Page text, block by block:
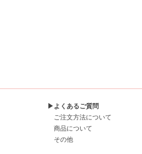
▶よくあるご質問
ご注文方法について
商品について
その他